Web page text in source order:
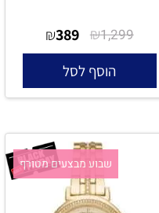
₪1,299
₪389
הוסף לסל
שבוע מבצעים מטורף